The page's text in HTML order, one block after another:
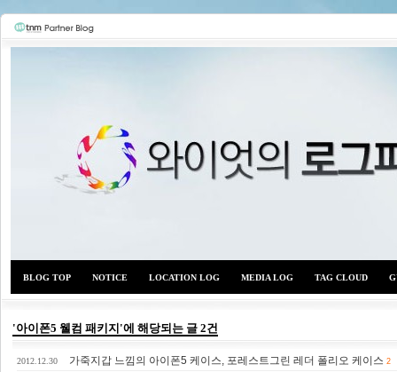
와이
BLOG TOP NOTICE LOCATION LOG MEDIA LOG TAG CLOUD
'아이폰5 웰컴 패키지'에 해당되는 글 2건
2012.12.30 가죽지갑 느낌의 아이폰5 케이스, 포레스트그린 레더 폴리오 케이스 2